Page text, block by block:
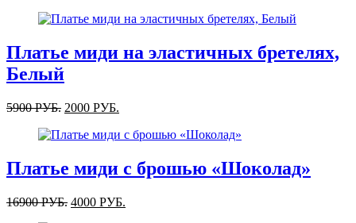
Платье миди на эластичных бретелях,
Белый
5900РУБ. 2000 РУБ.
Платье миди с брошью «Шоколад»
16900РУБ. 4000 РУБ.